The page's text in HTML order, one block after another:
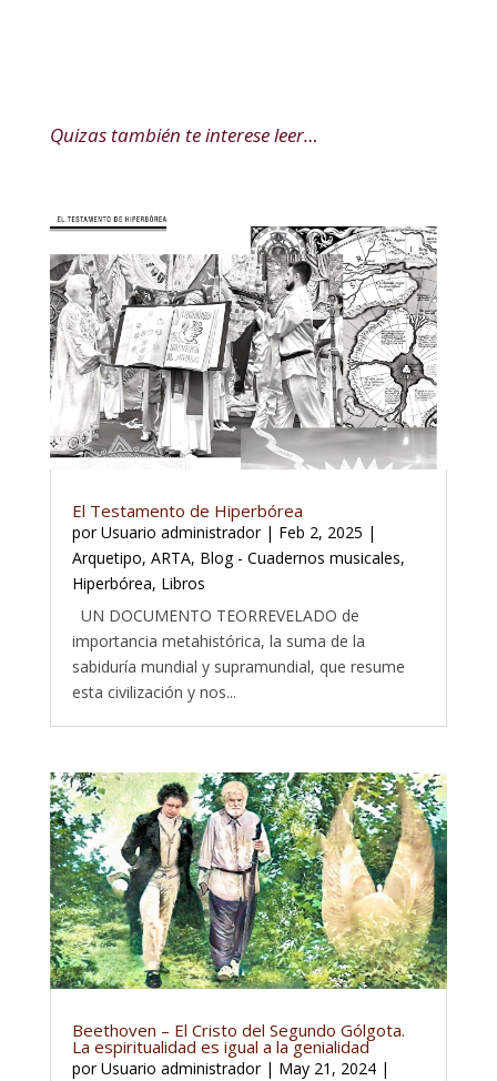
Quizas también te interese leer…
El Testamento de Hiperbórea
porUsuario administrador| Feb 2, 2025 |
Arquetipo, ARTA, Blog - Cuadernos musicales,
Hiperbórea, Libros
UN DOCUMENTO TEORREVELADO de
importancia metahistórica, la suma de la
sabiduría mundial y supramundial, que resume
esta civilización y nos...
Beethoven – El Cristo del Segundo Gólgota.
La espiritualidad es igual a la genialidad
porUsuario administrador| May 21, 2024|